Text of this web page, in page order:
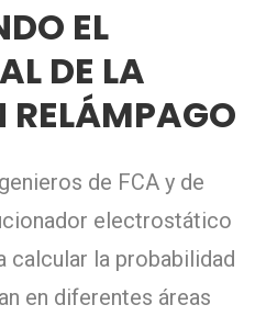
EL
DE LA
RELÁMPAGO
de FCA y de
electrostático
calcular la probabilidad
en diferentes áreas